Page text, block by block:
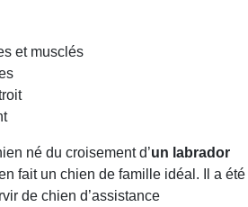
et musclés
né du croisement d’un labrador
fait un chien de famille idéal. Il a été
de chien d’assistance